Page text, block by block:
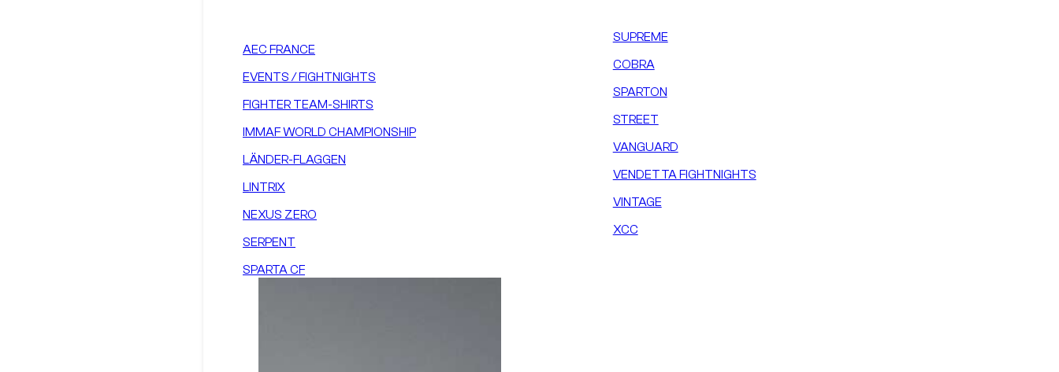
AEC FRANCE
EVENTS / FIGHTNIGHTS
FIGHTER TEAM-SHIRTS
IMMAF WORLD CHAMPIONSHIP
LÄNDER-FLAGGEN
LINTRIX
NEXUS ZERO
SERPENT
SPARTA CF
SUPREME
COBRA
SPARTON
STREET
VANGUARD
VENDETTA FIGHTNIGHTS
VINTAGE
XCC